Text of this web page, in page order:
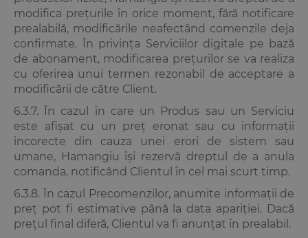
modifica prețurile în orice moment, fără notificare
prealabilă, modificările neafectând comenzile deja
confirmate. În privința Serviciilor digitale pe bază
de abonament, modificarea prețurilor se va realiza
cu oferirea unui termen rezonabil de acceptare a
modificării de către Client.
6.3.7. În cazul în care un Produs sau un Serviciu
este afișat cu un preț eronat sau cu informații
incorecte din cauza unei erori de sistem sau
umane, Hamangiu își rezervă dreptul de a anula
comanda, notificând Clientul în cel mai scurt timp.
6.3.8. În cazul Precomenzilor, anumite informații de
preț pot fi estimative până la data apariției. Dacă
prețul final diferă, Clientul va fi anunțat în prealabil.